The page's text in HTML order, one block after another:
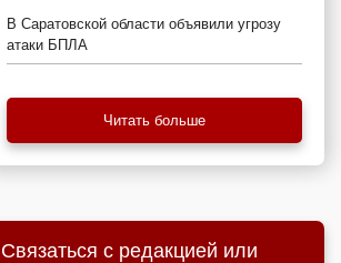
В Саратовской области объявили угрозу
атаки БПЛА
Читать больше
Связаться с редакцией или